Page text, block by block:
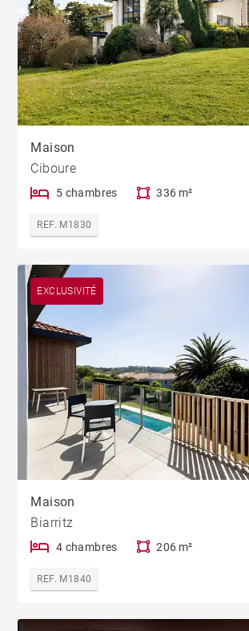
Maison
Ciboure
5 chambres 336 m²
REF. M1830
EXCLUSIVITÉ
Maison
Biarritz
4 chambres 206 m²
REF. M1840